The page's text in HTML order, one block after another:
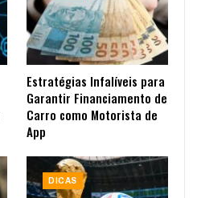
Estratégias Infalíveis para
Garantir Financiamento de
Carro como Motorista de
App
DICAS